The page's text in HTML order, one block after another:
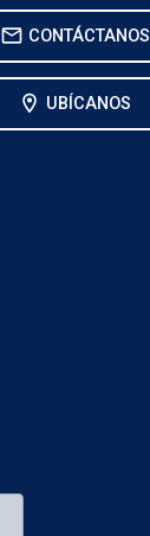
mail CONTÁCTANOS
location_on UBÍCANOS